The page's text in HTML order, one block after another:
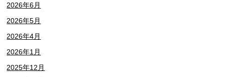
2026年6月
2026年5月
2026年4月
2026年1月
2025年12月